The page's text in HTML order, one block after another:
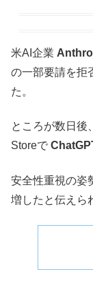
米AI企業
の一部要請を拒
た。
ところが数日後
Storeで
安全性重視の姿
増したと伝えら